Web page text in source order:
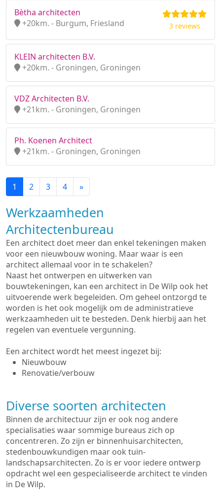
Bètha architecten
+20km. - Burgum, Friesland
3 reviews
KLEIN architecten B.V.
+20km. - Groningen, Groningen
VDZ Architecten B.V.
+21km. - Groningen, Groningen
Ph. Koenen Architect
+21km. - Groningen, Groningen
1 2 3 4 »
Werkzaamheden
Architectenbureau
Een architect doet meer dan enkel tekeningen maken
voor een nieuwbouw woning. Maar waar is een
architect allemaal voor in te schakelen?
Naast het ontwerpen en uitwerken van
bouwtekeningen, kan een architect in De Wilp ook het
uitvoerende werk begeleiden. Om geheel ontzorgd te
worden is het ook mogelijk om de administratieve
werkzaamheden uit te besteden. Denk hierbij aan het
regelen van eventuele vergunning.
Een architect wordt het meest ingezet bij:
Nieuwbouw
Renovatie/verbouw
Diverse soorten architecten
Binnen de architectuur zijn er ook nog andere
specialisaties waar sommige bureaus zich op
concentreren. Zo zijn er binnenhuisarchitecten,
stedenbouwkundigen maar ook tuin-
landschapsarchitecten. Zo is er voor iedere ontwerp
opdracht wel een gespecialiseerde architect te vinden
in De Wilp.